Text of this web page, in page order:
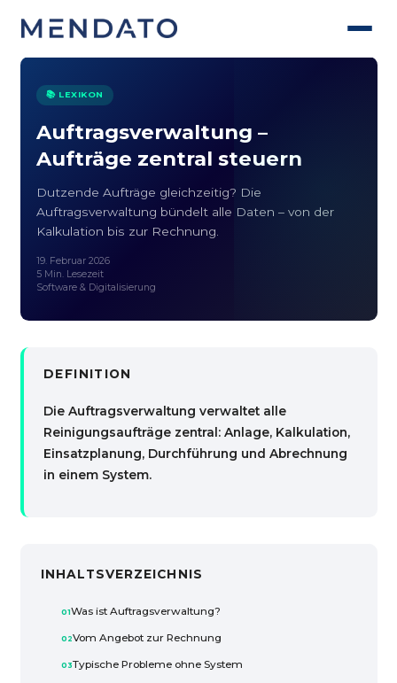
📚 LEXIKON
Auftragsverwaltung –
Aufträge zentral steuern
Dutzende Aufträge gleichzeitig? Die
Auftragsverwaltung bündelt alle Daten – von der
Kalkulation bis zur Rechnung.
19. Februar 2026
5 Min. Lesezeit
Software & Digitalisierung
DEFINITION
Die Auftragsverwaltung verwaltet alle
Reinigungsaufträge zentral: Anlage, Kalkulation,
Einsatzplanung, Durchführung und Abrechnung
in einem System.
INHALTSVERZEICHNIS
Was ist Auftragsverwaltung?
Vom Angebot zur Rechnung
Typische Probleme ohne System